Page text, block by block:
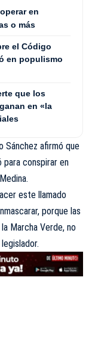
en
o más
el Código
en populismo
que los
en «la
Sánchez afirmó que
para conspirar en
este llamado
porque las
Marcha Verde, no